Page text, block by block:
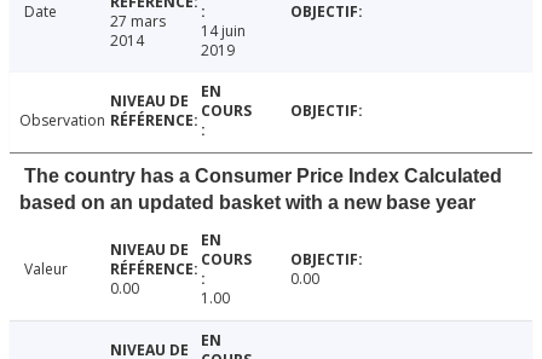
Date
27 mars
2014
14 juin
2019
Observation
The country has a Consumer Price Index Calculated
based on an updated basket with a new base year
Valeur
0.00
1.00
0.00